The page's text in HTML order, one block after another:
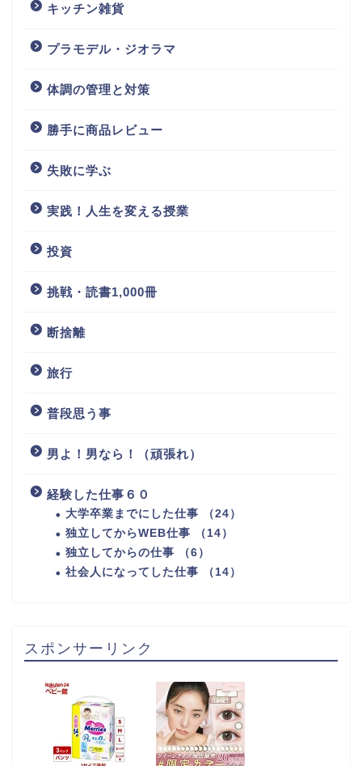
キッチン雑貨
プラモデル・ジオラマ
体調の管理と対策
勝手に商品レビュー
失敗に学ぶ
実践！人生を変える授業
投資
挑戦・読書1,000冊
断捨離
旅行
普段思う事
男よ！男なら！（頑張れ）
経験した仕事６０
大学卒業までにした仕事 （24）
独立してからWEB仕事 （14）
独立してからの仕事 （6）
社会人になってした仕事 （14）
スポンサーリンク